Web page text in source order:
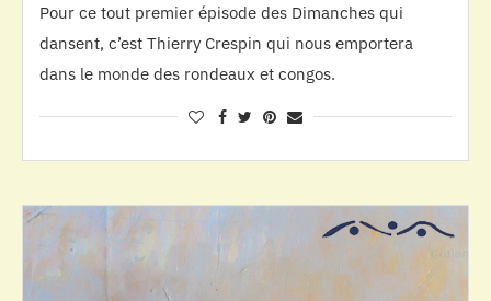
Pour ce tout premier épisode des Dimanches qui
dansent, c’est Thierry Crespin qui nous emportera
dans le monde des rondeaux et congos.